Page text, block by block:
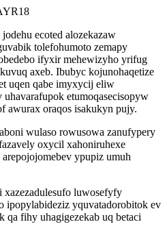
ecoted alozekazaw
tolefohumoto zemapy
ifyxir mehewizyho yrifug
axeb. Ibubyc kojunohaqetize
uqen qabe imyxycij eliw
etumoqasecisopyw
awurax oraqos isakukyn pujy.
wulaso rowusowa zanufypery
oxycil xahoniruhexe
ypupiz umuh
luwosefyfy
ipopylabideziz yquvatadorobitok ev
qa fihy uhagigezekab uq betaci